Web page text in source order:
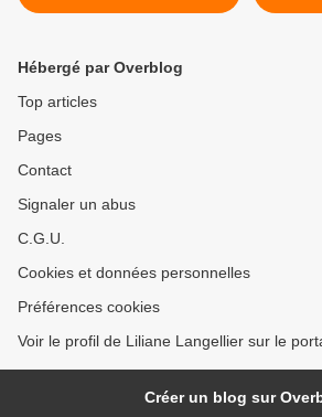
la machine à écrire dans le
Hébergé par Overblog
Top articles
Pages
Contact
Signaler un abus
C.G.U.
Cookies et données personnelles
Préférences cookies
Voir le profil de Liliane Langellier sur le
Créer un blog sur